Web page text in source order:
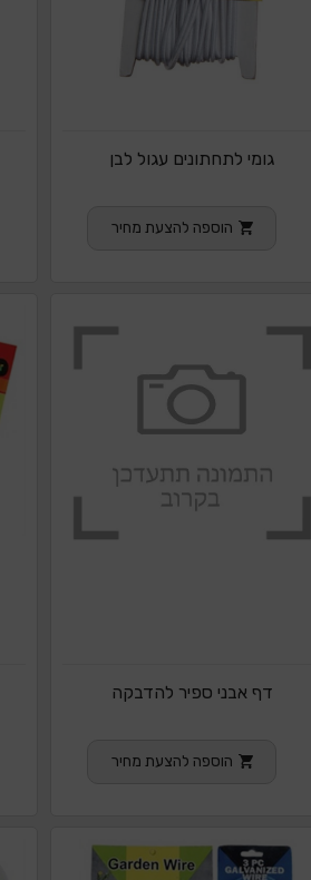
גומי לתחתונים עגול לבן
הוספה להצעת מחיר
דף אבני ספיר להדבקה
הוספה להצעת מחיר